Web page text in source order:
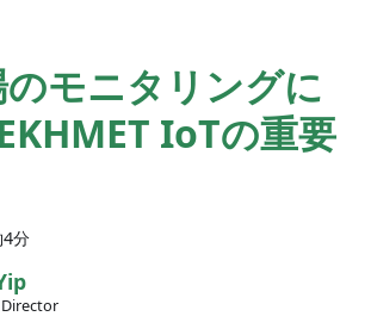
モニタリングに
IoTの重要
分